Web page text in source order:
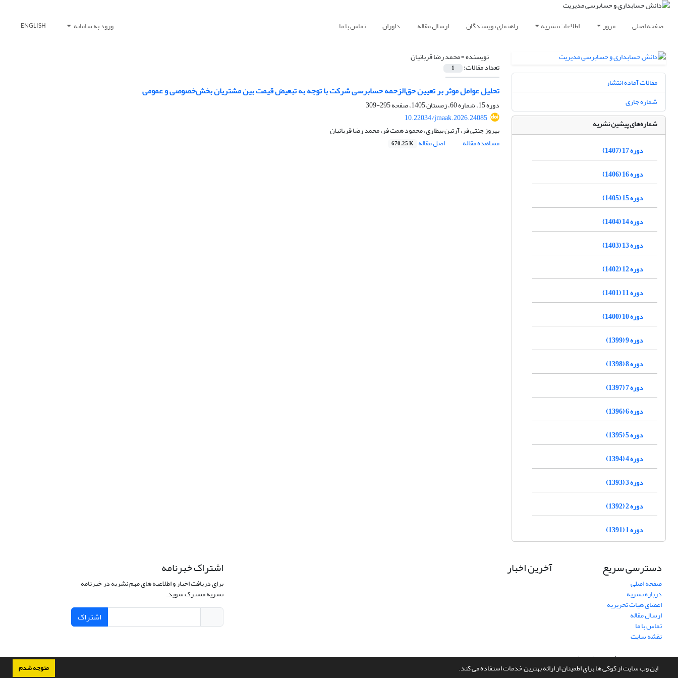
این وب سایت از کوکی ها برای اطمینان از ارائه بهترین خدمات استفاده می کند. متوجه شدم
صفحه اصلی مرور اطلاعات نشریه راهنمای نویسندگان ارسال مقاله داوران تماس با ما ورود به سامانه ENGLISH
نویسنده =محمد رضا قربانیان
تعداد مقالات: 1
تحلیل عوامل موثر بر تعیین حق‌الزحمه حسابرسی شرکت با توجه به تبعیض قیمت بین مشتریان بخش‌خصوصی و عمومی
دوره 15، شماره 60، زمستان 1405، صفحه
295-309
10.22034/jmaak.2026.24085
بهروز جنتی فر، آرتین بیطاری، محمود همت فر، محمد رضا قربانیان
مشاهده مقاله
اصل مقاله 670.25 K
مقالات آماده انتشار
شماره جاری
شماره‌های پیشین نشریه
دوره 17 (1407)
دوره 16 (1406)
دوره 15 (1405)
دوره 14 (1404)
دوره 13 (1403)
دوره 12 (1402)
دوره 11 (1401)
دوره 10 (1400)
دوره 9 (1399)
دوره 8 (1398)
دوره 7 (1397)
دوره 6 (1396)
دوره 5 (1395)
دوره 4 (1394)
دوره 3 (1393)
دوره 2 (1392)
دوره 1 (1391)
دسترسی سریع
صفحه اصلی
درباره نشریه
اعضای هیات تحریریه
ارسال مقاله
تماس با ما
نقشه سایت
آخرین اخبار اشتراک خبرنامه
برای دریافت اخبار و اطلاعیه های مهم نشریه در خبرنامه
نشریه مشترک شوید.
اشتراک
سامانه مدیریت نشریات علمی.طراحی و پیاده سازی ازسیناوب